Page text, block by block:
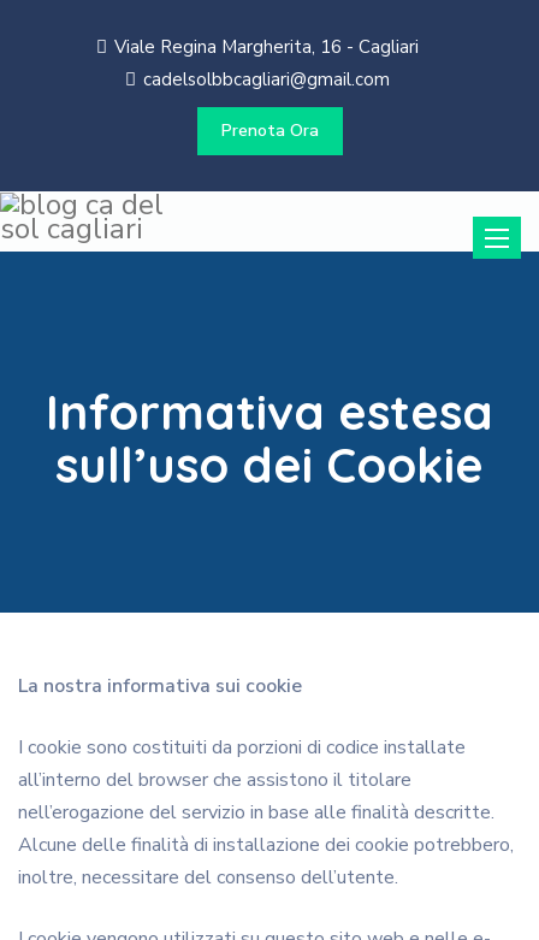
Viale Regina Margherita, 16 - Cagliari
cadelsolbbcagliari@gmail.com
Prenota Ora
Toggle
Informativa estesa
sull’uso dei Cookie
La nostra informativa sui cookie
I cookie sono costituiti da porzioni di codice installate
all’interno del browser che assistono il titolare
nell’erogazione del servizio in base alle finalità descritte.
Alcune delle finalità di installazione dei cookie potrebbero,
inoltre, necessitare del consenso dell’utente.